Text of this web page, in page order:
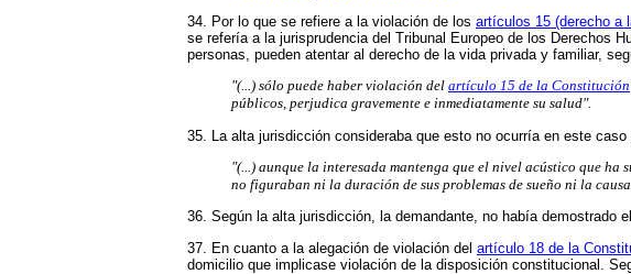
34. Por lo que se refiere a la violación de los artículos 15 (derecho a
se refería a la jurisprudencia del Tribunal Europeo de los Derechos
personas, pueden atentar al derecho de la vida privada y familiar,
"(...) sólo puede haber violación del artículo 15 de la Constitución
públicos, perjudica gravemente e inmediatamente su salud".
35. La alta jurisdicción consideraba que esto no ocurría en este caso
"(...) aunque la interesada mantenga que el nivel acústico que
no figuraban ni la duración de sus problemas de sueño ni la
36. Según la alta jurisdicción, la demandante, no había demostrado
37. En cuanto a la alegación de violación del artículo 18 de la
domicilio que implicase violación de la disposición constitucional.